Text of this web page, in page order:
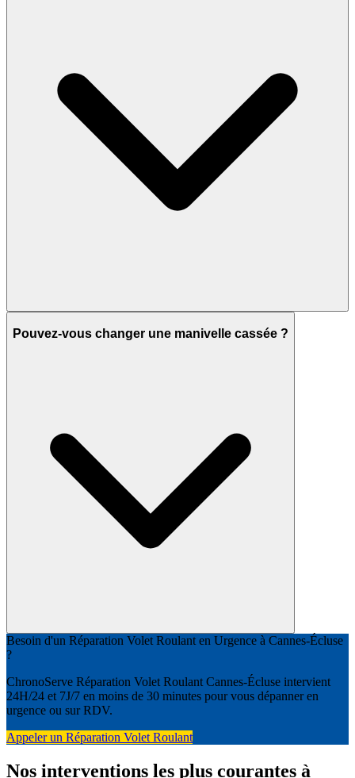
Pouvez-vous changer une manivelle cassée ?
Besoin d'un Réparation Volet Roulant en Urgence à Cannes-Écluse
?
ChronoServe Réparation Volet Roulant Cannes-Écluse intervient
24H/24 et 7J/7 en moins de 30 minutes pour vous dépanner en
urgence ou sur RDV.
Appeler un Réparation Volet Roulant
Nos interventions les plus courantes à